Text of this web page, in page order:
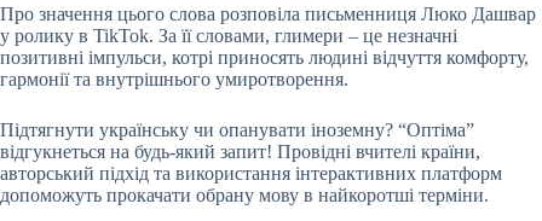
Про значення цього слова розповіла письменниця Люко Дашвар
у ролику в TikTok. За її словами, глимери – це незначні
позитивні імпульси, котрі приносять людині відчуття комфорту,
гармонії та внутрішнього умиротворення.
Підтягнути українську чи опанувати іноземну? “Оптіма”
відгукнеться на будь-який запит! Провідні вчителі країни,
авторський підхід та використання інтерактивних платформ
допоможуть прокачати обрану мову в найкоротші терміни.